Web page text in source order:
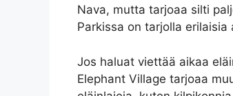
Nava, mutta tarjoaa silti
Parkissa on tarjolla
Jos haluat viettää aikaa
Elephant Village tarjoaa